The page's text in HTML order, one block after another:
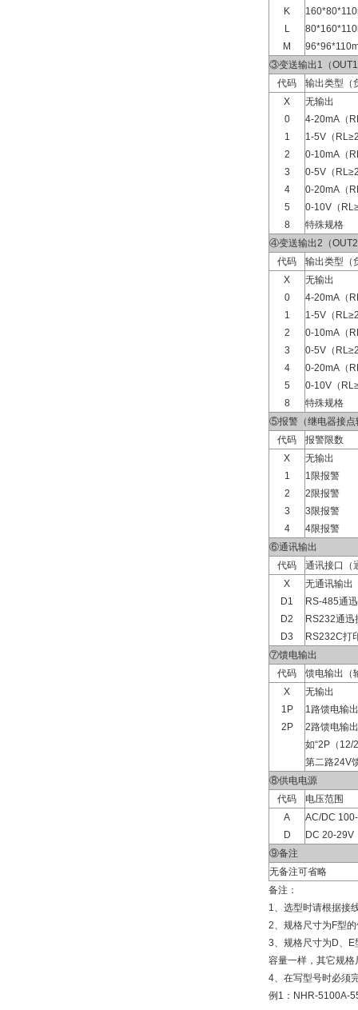
K
L
M
③变送输出1（
代码
输出类型（
X
0
1
2
3
4
5
8
无输出
4-20mA（
1-5V（
0-10mA（
0-5V（
0-20mA（
0-10V（
特殊规格
④变送输出2（
代码
输出类型（
X
0
1
2
3
4
5
8
无输出
4-20mA（
1-5V（
0-10mA（
0-5V（
0-20mA（
0-10V（
特殊规格
⑤报警（继电器接点
代码
报警限数
X
1
2
3
4
无输出
1限报警
2限报警
3限报警
4限报警
⑥通讯输出
代码
通讯接口（
X
D1
D2
D3
无通讯输出
RS-485通
RS232通
RS232C打
⑦馈电输出
代码
馈电输出（
X
1P
2P
无输出
1路馈电输出
2路馈电输出
如“2P（12/
第二路24V
⑧供电电源
代码
电压范围
A
D
AC/DC
DC 20-29V
⑨备注
无备注可省略
备注：
1、选型时请根据接
2、规格尺寸为F型
3、规格尺寸为D、
容量一样，其它规
4、在写型号时必须
例1：NHR-5100A-